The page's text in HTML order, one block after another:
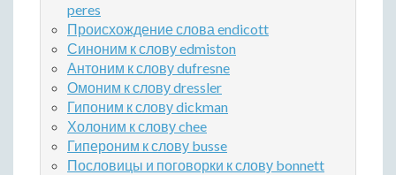
peres
Происхождение слова endicott
Синоним к слову edmiston
Антоним к слову dufresne
Омоним к слову dressler
Гипоним к слову dickman
Холоним к слову chee
Гипероним к слову busse
Пословицы и поговорки к слову bonnett